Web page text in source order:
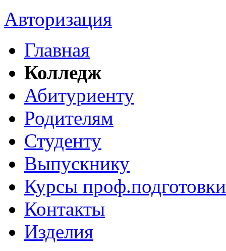
Авторизация
Главная
Колледж
Абитуриенту
Родителям
Студенту
Выпускнику
Курсы проф.подготовки
Контакты
Изделия